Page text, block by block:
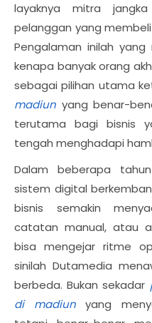
layaknya mitra
pelanggan yang
Pengalaman inilah
kenapa banyak orang
sebagai pilihan utama
madiun yang benar-
terutama bagi bisnis
tengah menghadapi
Dalam beberapa
sistem digital
bisnis semakin
catatan manual, atau
bisa mengejar ritme
sinilah Dutamedia
berbeda. Bukan sekadar
di madiunyang